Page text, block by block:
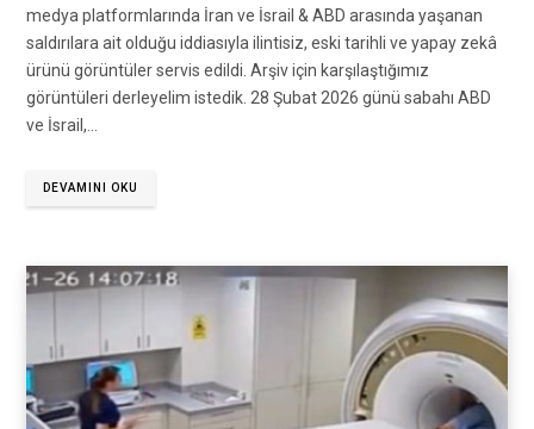
medya platformlarında İran ve İsrail & ABD arasında yaşanan
saldırılara ait olduğu iddiasıyla ilintisiz, eski tarihli ve yapay zekâ
ürünü görüntüler servis edildi. Arşiv için karşılaştığımız
görüntüleri derleyelim istedik. 28 Şubat 2026 günü sabahı ABD
ve İsrail,…
DEVAMINI OKU